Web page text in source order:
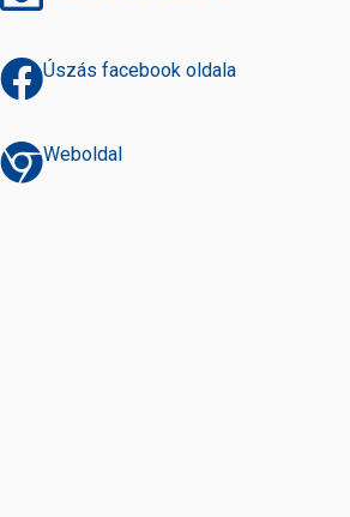
Úszás facebook oldala
Weboldal